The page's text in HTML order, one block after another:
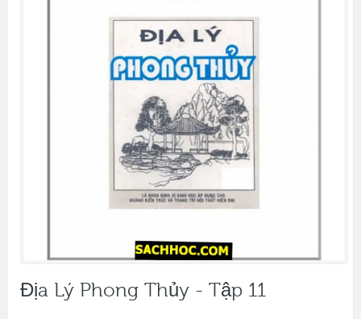
Địa Lý Phong Thủy - Tập 11